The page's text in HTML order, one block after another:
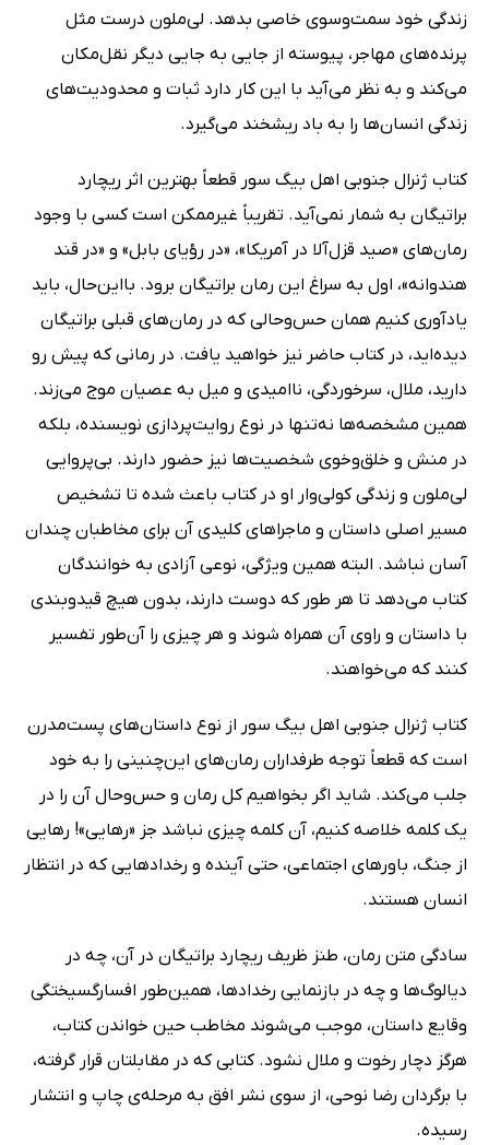
زندگی خود سمت‌وسوی خاصی بدهد. لی‌ملون درست مثل
پرنده‌های مهاجر، پیوسته از جایی به جایی دیگر نقل‌مکان
می‌کند و به نظر می‌آید با این کار دارد ثبات و محدودیت‌های
زندگی انسان‌ها را به باد ریشخند می‌گیرد.
کتاب ژنرال جنوبی اهل بیگ سور قطعاً بهترین اثر ریچارد
براتیگان به شمار نمی‌آید. تقریباً غیرممکن است کسی با وجود
رمان‌های «صید قزل‌آلا در آمریکا»، «در رؤیای بابل» و «در قند
هندوانه»، اول به سراغ این رمان براتیگان برود. بااین‌حال، باید
یادآوری کنیم همان حس‌و‌حالی که در رمان‌های قبلی براتیگان
دیده‌اید، در کتاب حاضر نیز خواهید یافت. در رمانی که پیش رو
دارید، ملال، سرخوردگی، ناامیدی و میل به عصیان موج می‌زند.
همین مشخصه‌ها نه‌تنها در نوع روایت‌پردازی نویسنده، بلکه
در منش و خلق‌و‌خوی شخصیت‌ها نیز حضور دارند. بی‌پروایی
لی‌ملون و زندگی کولی‌وار او در کتاب باعث شده تا تشخیص
مسیر اصلی داستان و ماجراهای کلیدی آن برای مخاطبان چندان
آسان نباشد. البته همین ویژگی‌، نوعی آزادی به خوانندگان
کتاب می‌دهد تا هر طور که دوست دارند، بدون هیچ قیدوبندی
با داستان و راوی آن همراه شوند و هر چیزی را آن‌طور تفسیر
کنند که می‌خواهند.
کتاب ژنرال جنوبی اهل بیگ سور از نوع داستان‌های پست‌مدرن
است که قطعاً توجه طرفداران رمان‌های این‌چنینی را به خود
جلب می‌کند. شاید اگر بخواهیم کل رمان و حس‌و‌حال آن را در
یک کلمه خلاصه کنیم، آن کلمه چیزی نباشد جز «رهایی»! رهایی
از جنگ، باورهای اجتماعی، حتی آینده و رخدادهایی که در انتظار
انسان هستند.
سادگی متن رمان، طنز ظریف ریچارد براتیگان در آن، چه در
دیالوگ‌ها و چه در بازنمایی رخدادها، همین‌طور افسارگسیختگی
وقایع داستان، موجب می‌شوند مخاطب حین خواندن کتاب،
هرگز دچار رخوت و ملال نشود. کتابی که در مقابلتان قرار گرفته،
با برگردان رضا نوحی، از سوی نشر افق به مرحله‌ی چاپ و انتشار
رسیده.